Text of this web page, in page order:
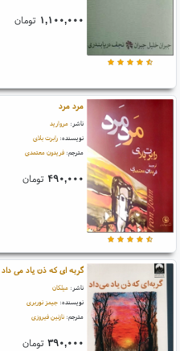
۱,۱۰۰,۰۰۰ تومان
مرد مرد
ناشر: مروارید
نویسنده: رابرت بلای
مترجم: فریدون معتمدی
۴۹۰,۰۰۰ تومان
گربه ای که ذن یاد می داد
ناشر: میلکان
نویسنده: جیمز نوربری
مترجم: نازنین فیروزی
۳۹۰,۰۰۰ تومان